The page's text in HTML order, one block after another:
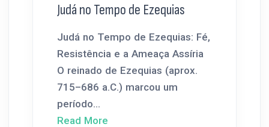
Judá no Tempo de Ezequias
Judá no Tempo de Ezequias: Fé,
Resistência e a Ameaça Assíria
O reinado de Ezequias (aprox.
715–686 a.C.) marcou um
período...
Read More